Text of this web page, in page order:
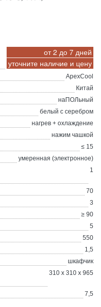
от 2 до 7 дней
уточните наличие и цену
ApexCool
Китай
наПОЛьный
белый с серебром
нагрев + охлаждение
нажим чашкой
≤ 15
умеренная (электронное)
1
70
3
≥ 90
5
550
1,5
шкафчик
310 х 310 х 965
7,5